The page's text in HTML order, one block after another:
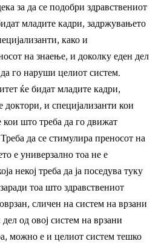
за да се подобри здравствениот
младите кадри, задржувањето
како и
на знаење, и доколку еден дел
го наруши целиот систем.
ќе бидат младите кадри,
и специјализанти кои
што треба да го движат
да се стимулира преносот на
е универзално тоа не е
некој треба да ја поседува туку
тоа што здравствениот
сличен на систем на врзани
од овој систем на врзани
можно е и целиот систем тешко